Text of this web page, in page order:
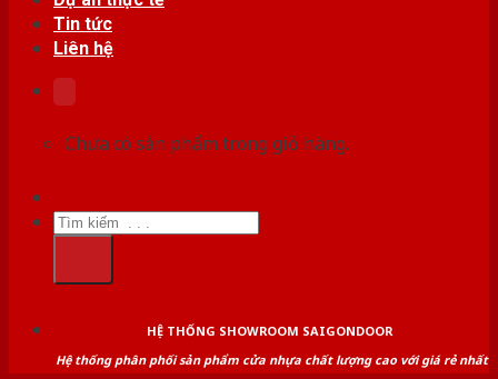
Tin tức
Liên hệ
Chưa có sản phẩm trong giỏ hàng.
Tìm
kiếm:
HỆ THỐNG SHOWROOM SAIGONDOOR
Hệ thống phân phối sản phẩm cửa nhựa chất lượng cao với giá rẻ nhất